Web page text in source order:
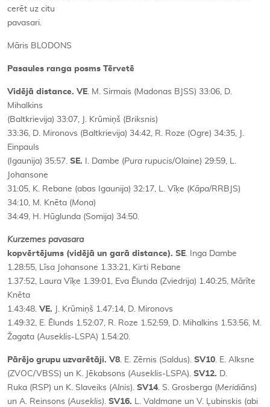
cerēt uz citu
pavasari.
Māris BLODONS
Pasaules ranga posms Tērvetē
Vidējā distance. VE . M. Sirmais (Madonas BJSS) 33:06, D.
Mihalkins
(Baltkrievija) 33:07, J. Krūmiņš (Briksnis)
33:36, D. Mironovs (Baltkrievija) 34:42, R. Roze (Ogre) 34:35, J.
Einpauls
(Igaunija) 35:57. SE. I. Dambe (Pura rupucis/Olaine) 29:59, L.
Johansone
31:05, K. Rebane (abas Igaunija) 32:17, L. Vīķe (Kāpa/RRBJS)
34:10, M. Knēta (Mona)
34:49, H. Hūglunda (Somija) 34:50.
Kurzemes pavasara
kopvērtējums (vidējā un garā distance). SE . Inga Dambe
1.28:55, Līsa Johansone 1.33:21, Kirti Rebane
1.37:52, Laura Vīķe 1.39:01, Eva Ēlunda (Zviedrija) 1.40:25, Mārīte
Knēta
1.43:48. VE. J. Krūmiņš 1.47:14, D. Mironovs
1.49:32, E. Ēlunds 1.52:07, R. Roze 1.52:59, D. Mihalkins 1.53:56, M.
Žagata (Auseklis-LSPA) 1.54:20.
Pārējo grupu uzvarētāji. V8 . E. Zērnis (Saldus). SV10 . E. Alksne
(ZVOC/VBSS) un K. Jēkabsons (Auseklis-LSPA). SV12. D.
Ruka (RSP) un K. Slaveiks (Alnis). SV14. S. Grosberga (Meridiāns)
un A. Reinsons (Auseklis) SV16. L. Valdmane un V. Ļubinskis (abi